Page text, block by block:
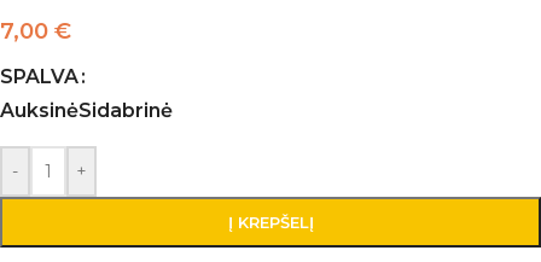
7,00 €
SPALVA
AuksinėSidabrinė
- +
Į KREPŠELĮ